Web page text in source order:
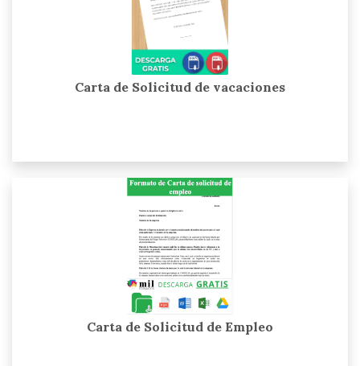
Carta de Solicitud de vacaciones
Carta de Solicitud de Empleo